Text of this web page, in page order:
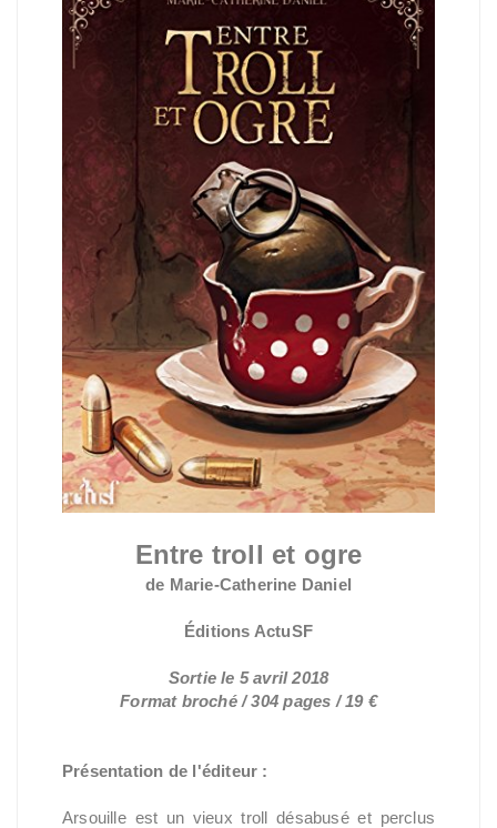
Entre troll et ogre
de Marie-Catherine Daniel
Éditions ActuSF
Sortie le 5 avril 2018
Format broché / 304 pages / 19 €
Présentation de l'éditeur :
Arsouille est un vieux troll désabusé et perclus